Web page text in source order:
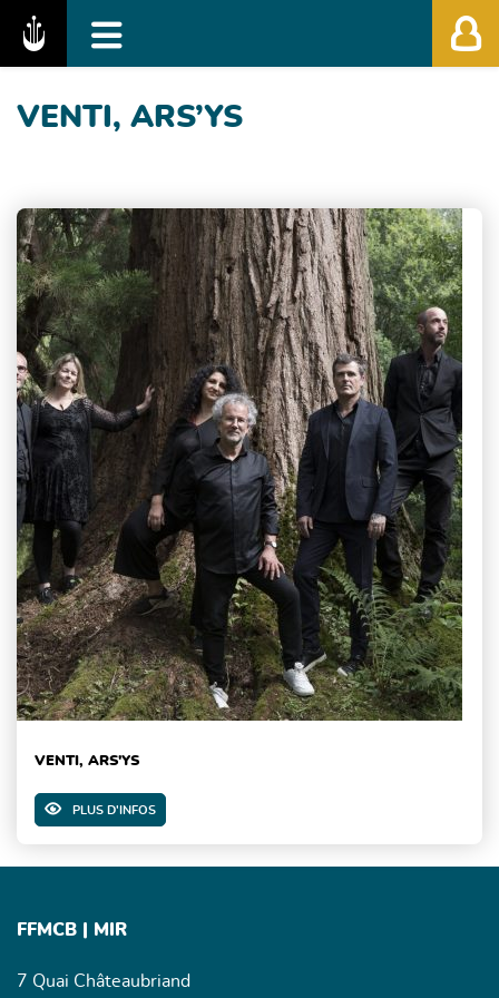
Fédération des Festivals de Musique
VENTI, ARS’YS
VENTI, ARS'YS
PLUS D'INFOS
FFMCB | MIR
7 Quai Châteaubriand